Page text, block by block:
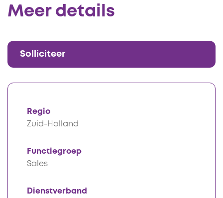
Meer details
Regio
Zuid-Holland
Functiegroep
Sales
Dienstverband